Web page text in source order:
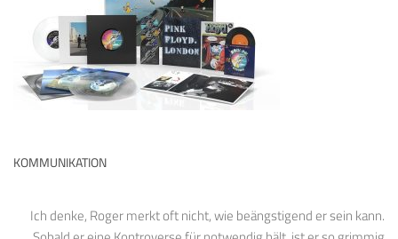
KOMMUNIKATION
Ich denke, Roger merkt oft nicht, wie beängstigend er sein kann.